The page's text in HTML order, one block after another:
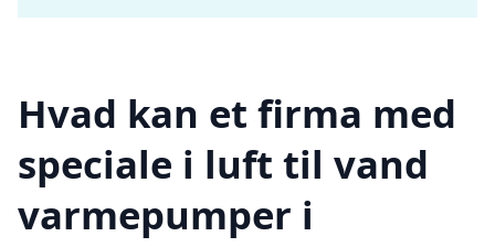
Hvad kan et firma med
speciale i luft til vand
varmepumper i